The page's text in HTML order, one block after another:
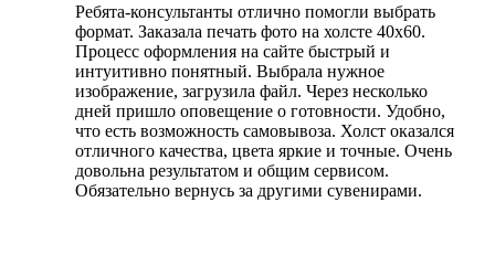
Ребята-консультанты отлично помогли выбрать
формат. Заказала печать фото на холсте 40х60.
Процесс оформления на сайте быстрый и
интуитивно понятный. Выбрала нужное
изображение, загрузила файл. Через несколько
дней пришло оповещение о готовности. Удобно,
что есть возможность самовывоза. Холст оказался
отличного качества, цвета яркие и точные. Очень
довольна результатом и общим сервисом.
Обязательно вернусь за другими сувенирами.